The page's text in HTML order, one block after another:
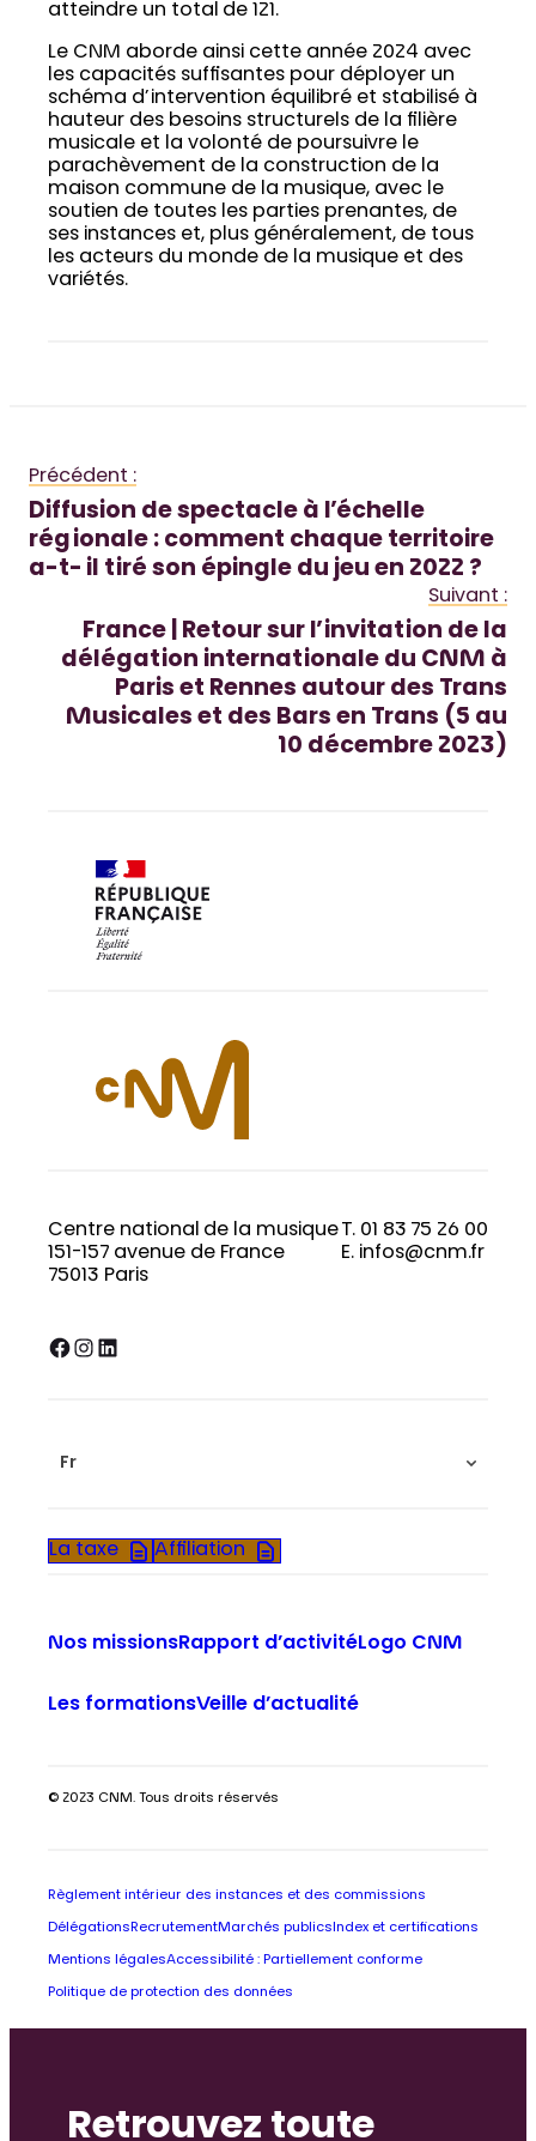
atteindre un total de 121.
Le CNM aborde ainsi cette année 2024 avec
les capacités suffisantes pour déployer un
schéma d’intervention équilibré et stabilisé à
hauteur des besoins structurels de la filière
musicale et la volonté de poursuivre le
parachèvement de la construction de la
maison commune de la musique, avec le
soutien de toutes les parties prenantes, de
ses instances et, plus généralement, de tous
les acteurs du monde de la musique et des
variétés.
Précédent :
Diffusion de spectacle à l’échelle
régionale : comment chaque territoire
a-t-il tiré son épingle du jeu en 2022 ?
Suivant :
France | Retour sur l’invitation de la
délégation internationale du CNM à
Paris et Rennes autour des Trans
Musicales et des Bars en Trans (5 au
10 décembre 2023)
Centre national de la musique
151-157 avenue de France
75013 Paris
T. 01 83 75 26 00
E. infos@cnm.fr
Facebook InstagramLinkedIn
Fr
La taxe Affiliation
Nos missionsRapport d’activitéLogo CNM
Les formationsVeille d’actualité
© 2023 CNM. Tous droits réservés
Règlement intérieur des instances et des commissions
Délégations RecrutementMarchés publics Index et certifications
Mentions légalesAccessibilité : Partiellement conforme
Politique de protection des données
Retrouvez toute